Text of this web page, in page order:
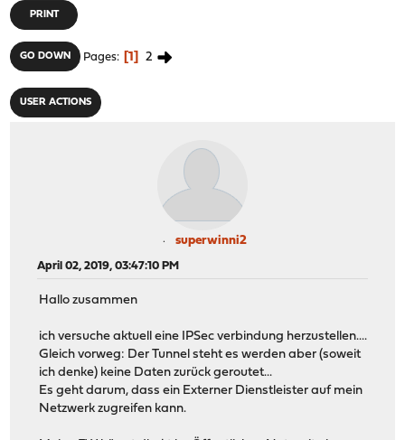
PRINT
GO DOWN Pages 1 2
USER ACTIONS
superwinni2
April 02, 2019, 03:47:10 PM
Hallo zusammen
ich versuche aktuell eine IPSec verbindung herzustellen....
Gleich vorweg: Der Tunnel steht es werden aber (soweit
ich denke) keine Daten zurück geroutet...
Es geht darum, dass ein Externer Dienstleister auf mein
Netzwerk zugreifen kann.